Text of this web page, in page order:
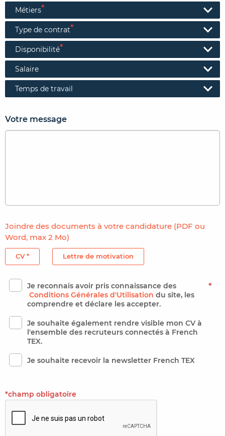
Métiers*
Type de contrat*
Disponibilité*
Salaire
Temps de travail
Votre message
Joindre des documents à votre candidature (PDF ou
Word, max 2 Mo)
CV * Lettre de motivation
Je reconnais avoir pris connaissance des
Conditions Générales d'Utilisation du site, les
comprendre et déclare les accepter.
*
Je souhaite également rendre visible mon CV à
l'ensemble des recruteurs connectés à French
TEX.
Je souhaite recevoir la newsletter French TEX
*champ obligatoire